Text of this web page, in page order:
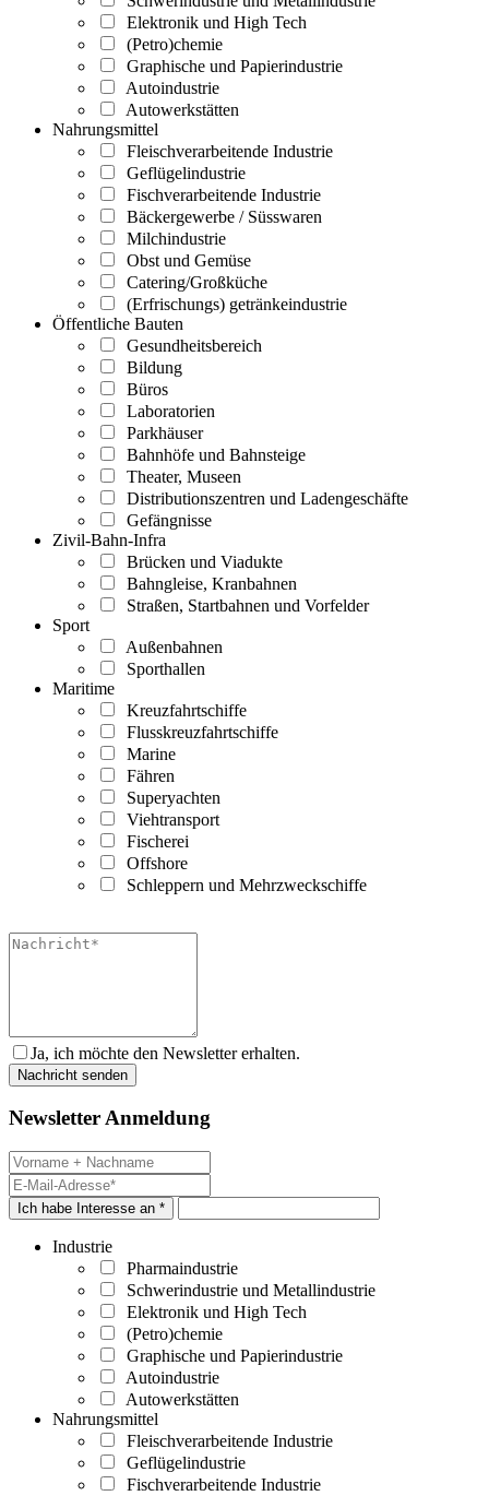
Elektronik und High Tech
(Petro)chemie
Graphische und Papierindustrie
Autoindustrie
Autowerkstätten
Nahrungsmittel
Fleischverarbeitende Industrie
Geflügelindustrie
Fischverarbeitende Industrie
Bäckergewerbe / Süsswaren
Milchindustrie
Obst und Gemüse
Catering/Großküche
(Erfrischungs) getränkeindustrie
Öffentliche Bauten
Gesundheitsbereich
Bildung
Büros
Laboratorien
Parkhäuser
Bahnhöfe und Bahnsteige
Theater, Museen
Distributionszentren und Ladengeschäfte
Gefängnisse
Zivil-Bahn-Infra
Brücken und Viadukte
Bahngleise, Kranbahnen
Straßen, Startbahnen und Vorfelder
Sport
Außenbahnen
Sporthallen
Maritime
Kreuzfahrtschiffe
Flusskreuzfahrtschiffe
Marine
Fähren
Superyachten
Viehtransport
Fischerei
Offshore
Schleppern und Mehrzweckschiffe
Ja, ich möchte den Newsletter erhalten.
Newsletter Anmeldung
Ich habe Interesse an *
Industrie
Pharmaindustrie
Schwerindustrie und Metallindustrie
Elektronik und High Tech
(Petro)chemie
Graphische und Papierindustrie
Autoindustrie
Autowerkstätten
Nahrungsmittel
Fleischverarbeitende Industrie
Geflügelindustrie
Fischverarbeitende Industrie